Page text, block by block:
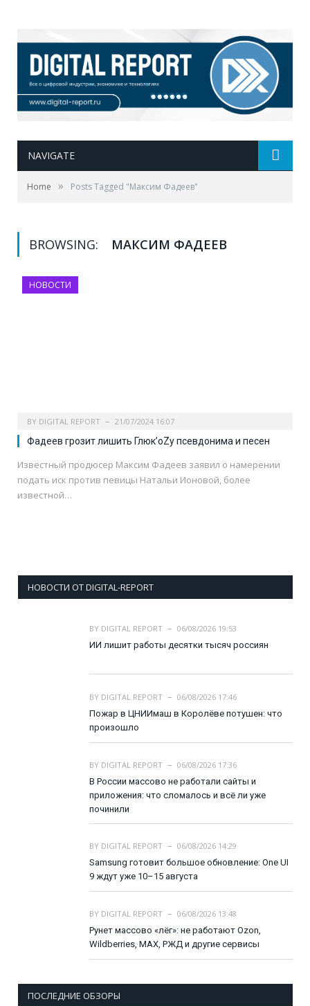
NAVIGATE
Home » Posts Tagged "Максим Фадеев"
BROWSING: МАКСИМ ФАДЕЕВ
НОВОСТИ
BY DIGITAL REPORT 21/07/2024 16:07
Фадеев грозит лишить Глюк’oZу псевдонима и песен
Известный продюсер Максим Фадеев заявил о намерении
подать иск против певицы Натальи Ионовой, более
известной…
НОВОСТИ ОТ DIGITAL-REPORT
BY DIGITAL REPORT
06/08/2026 19:53
ИИ лишит работы десятки тысяч россиян
BY DIGITAL REPORT
06/08/2026 17:46
Пожар в ЦНИИмаш в Королёве потушен: что
произошло
BY DIGITAL REPORT
06/08/2026 17:36
В России массово не работали сайты и
приложения: что сломалось и всё ли уже
починили
BY DIGITAL REPORT
06/08/2026 14:29
Samsung готовит большое обновление: One UI
9 ждут уже 10–15 августа
BY DIGITAL REPORT
06/08/2026 13:48
Рунет массово «лёг»: не работают Ozon,
Wildberries, MAX, РЖД и другие сервисы
ПОСЛЕДНИЕ ОБЗОРЫ